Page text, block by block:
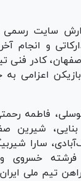
سایت رسمی
و انجام
کادر فنی
نهایی خود، اسامی ۱۴
فاطمه
شیرین
سارا
فرشته خسروی
تیم ملی